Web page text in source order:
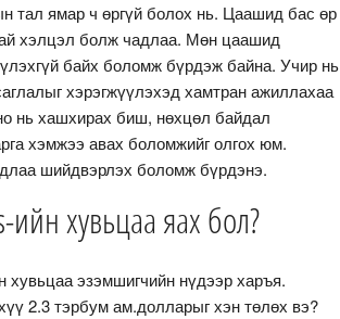
тал ямар ч өргүй болох нь. Цаашид бас өр
хэлцэл болж чадлаа. Мөн цаашид
байх боломж бүрдэж байна. Учир нь
хэрэгжүүлэхэд хамтран ажиллахаа
нь хашхирах биш, нөхцөл байдал
хэмжээ авах боломжийг олгох юм.
шийдвэрлэх боломж бүрдэнэ.
ийн хувьцаа яах бол?
эзэмшигчийн нүдээр харъя.
2.3 тэрбум ам.долларыг хэн төлөх вэ?